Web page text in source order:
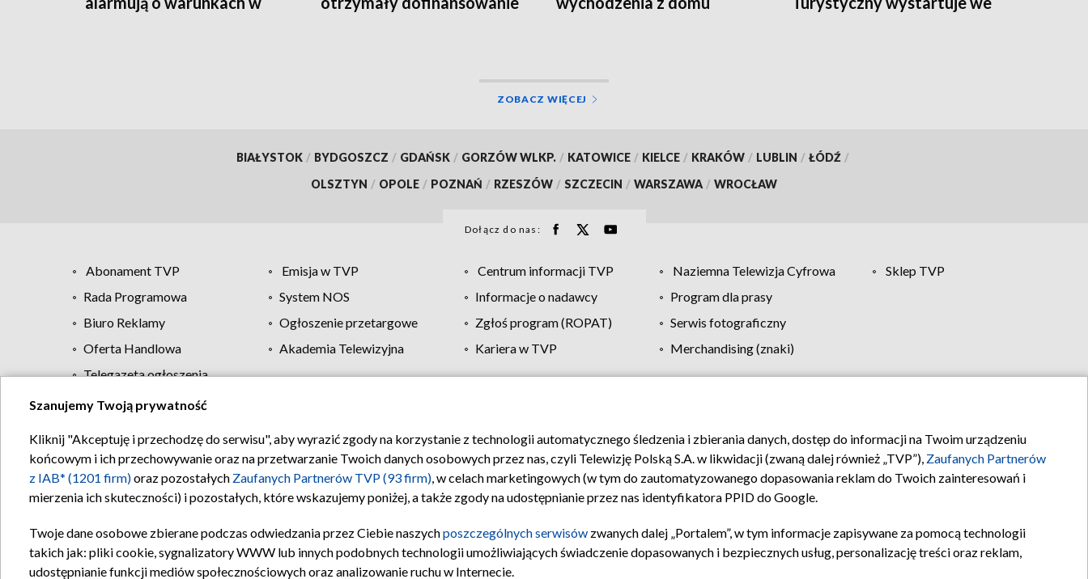
ZOBACZ WIĘCEJ
BIAŁYSTOK / BYDGOSZCZ / GDAŃSK / GORZÓW WLKP. / KATOWICE / KIELCE / KRAKÓW / LUBLIN / ŁÓDŹ /
OLSZTYN / OPOLE / POZNAŃ / RZESZÓW / SZCZECIN / WARSZAWA / WROCŁAW
Dołącz do nas:
Abonament TVP Emisja w TVP Centrum informacji TVP Naziemna Telewizja Cyfrowa
Sklep TVP
Rada Programowa
System NOS Informacje o nadawcy
Program dla prasy
Biuro Reklamy
Ogłoszenie przetargowe Zgłoś program (ROPAT)
Serwis fotograficzny
Oferta Handlowa
Akademia Telewizyjna Kariera w TVP
Merchandising (znaki)
Telegazeta ogłoszenia
Regulamin TVP Polityka prywatności Moje zgody Pomoc Biuro reklamy Kontakt
Szanujemy Twoją prywatność
Kliknij "Akceptuję i przechodzę do serwisu", aby wyrazić zgody na korzystanie z technologii automatycznego śledzenia i zbierania danych, dostęp do informacji na Twoim urządzeniu
końcowym i ich przechowywanie oraz na przetwarzanie Twoich danych osobowych przez nas, czyli Telewizję Polską S.A. w likwidacji (zwaną dalej również „TVP”), Zaufanych Partnerów
z IAB* (1201 firm)oraz pozostałych Zaufanych Partnerów TVP (93 firm), w celach marketingowych (w tym do zautomatyzowanego dopasowania reklam do Twoich zainteresowań i
mierzenia ich skuteczności) i pozostałych, które wskazujemy poniżej, a także zgody na udostępnianie przez nas identyfikatora PPID do Google.
Twoje dane osobowe zbierane podczas odwiedzania przez Ciebie naszychposzczególnych serwisów zwanych dalej „Portalem”, w tym informacje zapisywane za pomocą technologii
takich jak: pliki cookie, sygnalizatory WWW lub innych podobnych technologii umożliwiających świadczenie dopasowanych i bezpiecznych usług, personalizację treści oraz reklam,
udostępnianie funkcji mediów społecznościowych oraz analizowanie ruchu w Internecie.